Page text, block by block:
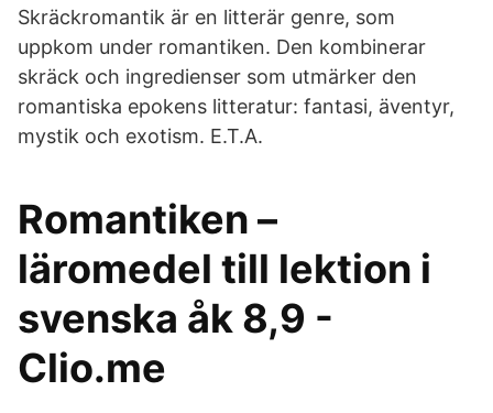
Skräckromantik är en litterär genre, som
uppkom under romantiken. Den kombinerar
skräck och ingredienser som utmärker den
romantiska epokens litteratur: fantasi, äventyr,
mystik och exotism. E.T.A.
Romantiken –
läromedel till lektion i
svenska åk 8,9 -
Clio.me